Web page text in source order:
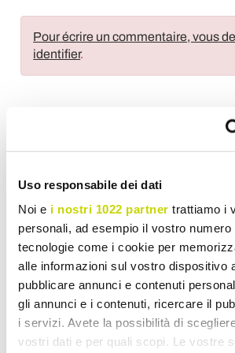
Uso responsabile dei dati
Noi e i nostri 1022 partner trattiamo i
personali, ad esempio il vostro numero
tecnologie come i cookie per
alle informazioni sul vostro dispositivo
pubblicare annunci e contenuti
gli annunci e i contenuti, ricercare il
i servizi. Avete la possibilità di
vostri dati e per quali scopi. Le vostre
Pour écrire un commentaire, vous
identifier.
Imprimer
Partager
Baignoires Îlot